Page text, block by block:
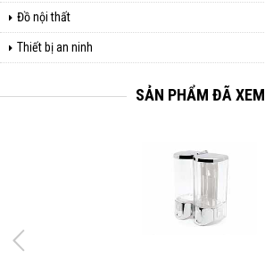
Đồ nội thất
Thiết bị an ninh
SẢN PHẨM ĐÃ XEM